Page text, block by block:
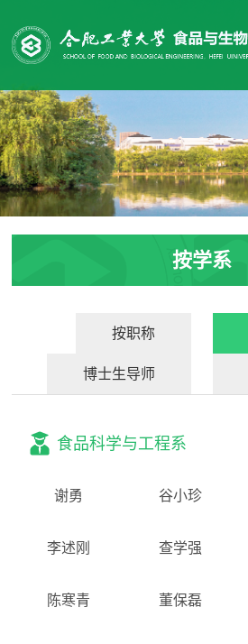
按学系
按职称
博士生导师
食品科学与工程系
谢勇 谷小珍
李述刚 查学强
陈寒青 董保磊